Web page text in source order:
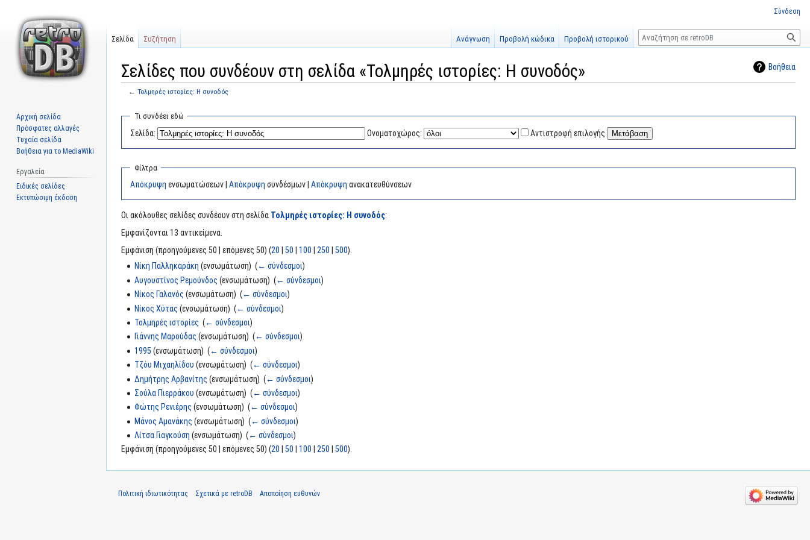
Βοήθεια
Σελίδες που συνδέουν στη σελίδα «Τολμηρές ιστορίες: Η συνοδός»
← Τολμηρές ιστορίες: Η συνοδός
Μετάβαση
πλοήγηση
Πήδηση
αναζήτηση
Τι συνδέει εδώ
Σελίδα: Ονοματοχώρος: Αντιστροφή επιλογής
Φίλτρα
Απόκρυψη ενσωματώσεων | Απόκρυψη συνδέσμων | Απόκρυψη ανακατευθύνσεων
Οι ακόλουθες σελίδες συνδέουν στη σελίδα Τολμηρές ιστορίες: Η συνοδός:
Εμφανίζονται 13 αντικείμενα.
Εμφάνιση (προηγούμενες 50 | επόμενες 50) (20 50 100 250 500).
Νίκη Παλληκαράκη (ενσωμάτωση) ‎(← σύνδεσμοι)
Αυγουστίνος Ρεμούνδος (ενσωμάτωση) ‎(← σύνδεσμοι)
Νίκος Γαλανός (ενσωμάτωση) ‎(← σύνδεσμοι)
Νίκος Χύτας (ενσωμάτωση) ‎(← σύνδεσμοι)
Τολμηρές ιστορίες ‎(← σύνδεσμοι)
Γιάννης Μαρούδας (ενσωμάτωση) ‎(← σύνδεσμοι)
1995 (ενσωμάτωση) ‎(← σύνδεσμοι)
Τζόυ Μιχαηλίδου (ενσωμάτωση) ‎(← σύνδεσμοι)
Δημήτρης Αρβανίτης (ενσωμάτωση) ‎(← σύνδεσμοι)
Σούλα Πιερράκου (ενσωμάτωση) ‎(← σύνδεσμοι)
Φώτης Ρενιέρης (ενσωμάτωση) ‎(← σύνδεσμοι)
Μάνος Αμανάκης (ενσωμάτωση) ‎(← σύνδεσμοι)
Λίτσα Γιαγκούση (ενσωμάτωση) ‎(← σύνδεσμοι)
Εμφάνιση (προηγούμενες 50 | επόμενες 50) (20 50 100 250 500).
Σύνδεση
Σελίδα Συζήτηση Ανάγνωση Προβολή κώδικα Προβολή ιστορικού
Αναζήτηση
Αρχική σελίδα
Πρόσφατες αλλαγές
Τυχαία σελίδα
Βοήθεια για το MediaWiki
Εργαλεία
Ειδικές σελίδες
Εκτυπώσιμη έκδοση
Πολιτική ιδιωτικότητας Σχετικά με retroDB Αποποίηση ευθυνών